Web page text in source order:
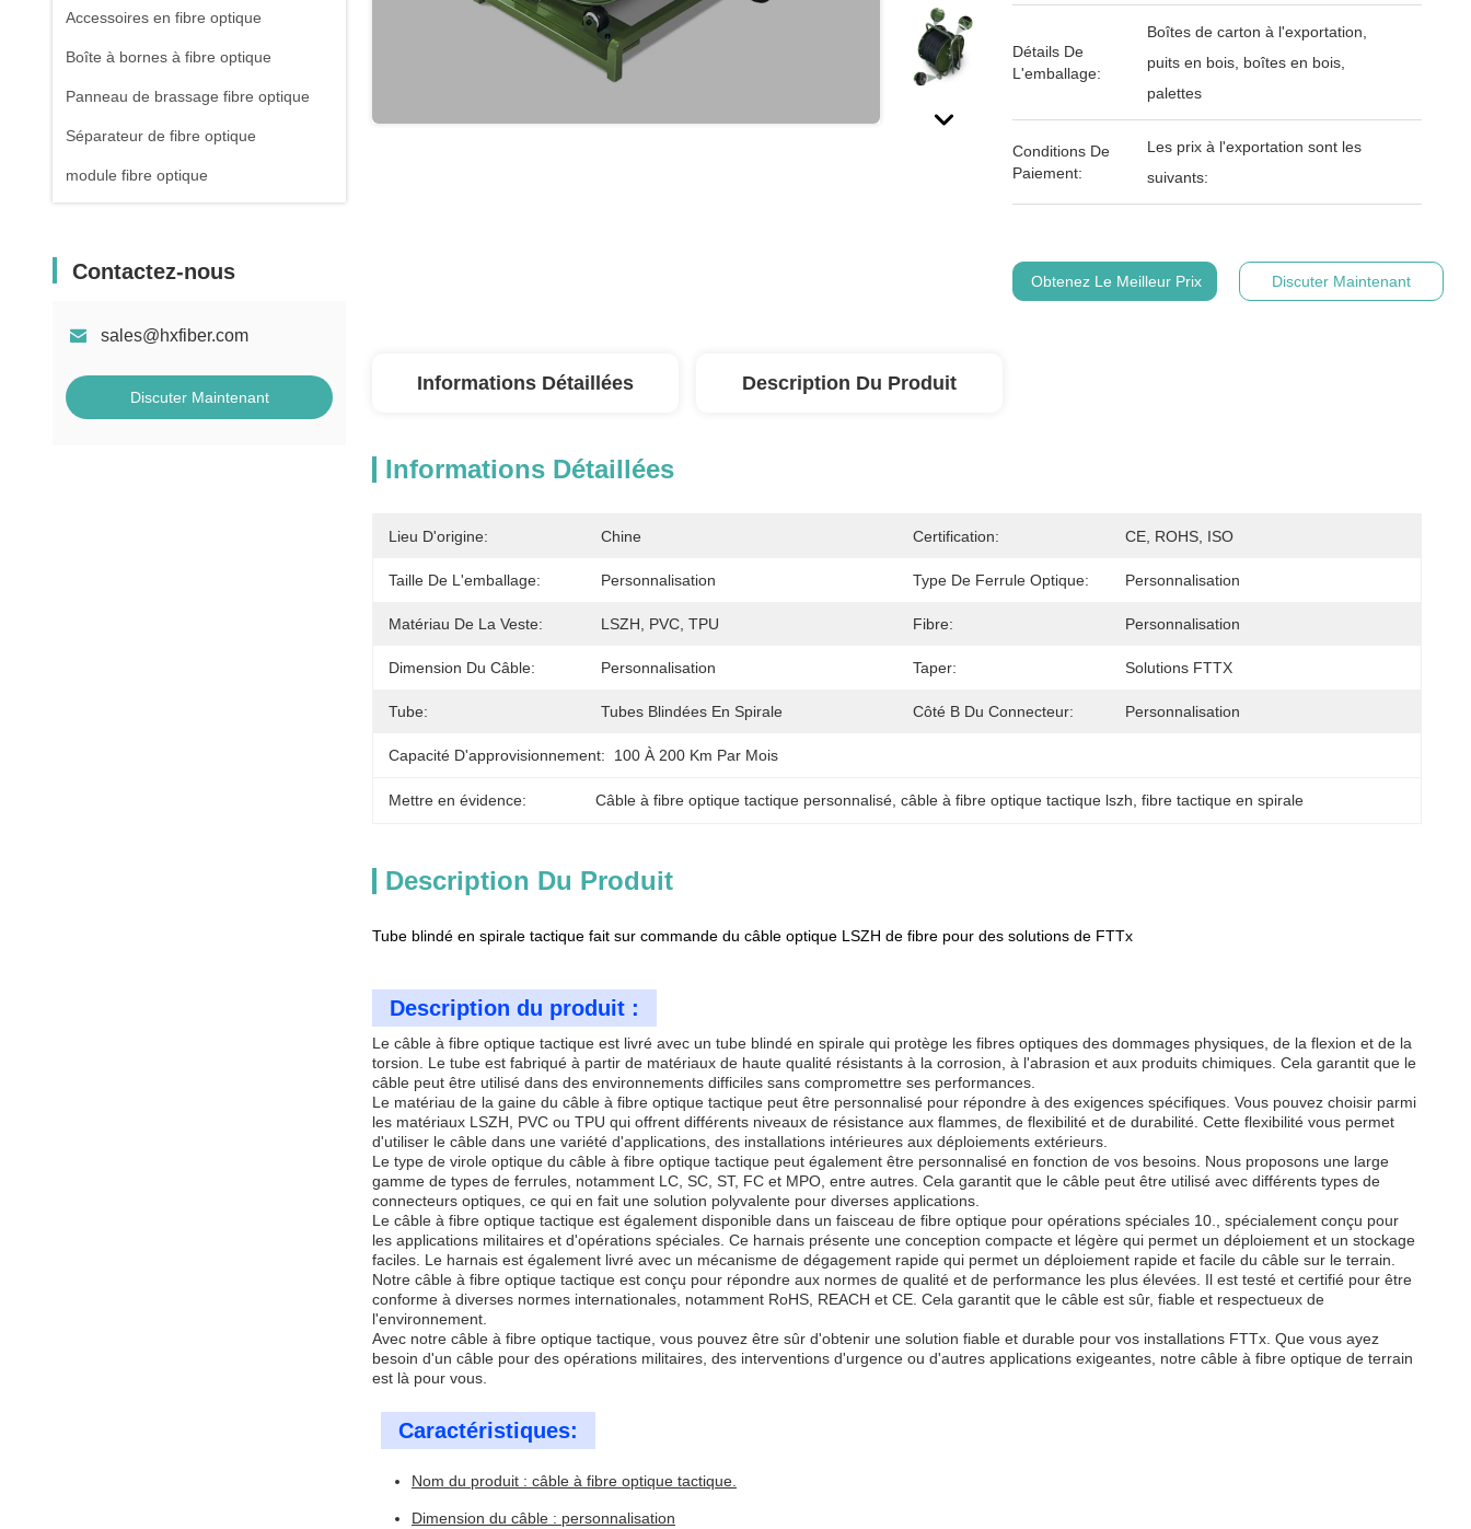
Accessoires en fibre optique
Boîte à bornes à fibre optique
Panneau de brassage fibre optique
Séparateur de fibre optique
module fibre optique
Contactez-nous
sales@hxfiber.com
Discuter Maintenant
Détails De
L'emballage:
Boîtes de carton à l'exportation,
puits en bois, boîtes en bois,
palettes
Conditions De
Paiement:
Les prix à l'exportation sont les
suivants:
Obtenez Le Meilleur Prix Discuter Maintenant
Informations Détaillées Description Du Produit
Informations Détaillées
Lieu D'origine: Chine Certification: CE, ROHS, ISO
Taille De L'emballage: Personnalisation Type De Ferrule Optique: Personnalisation
Matériau De La Veste: LSZH, PVC, TPU Fibre: Personnalisation
Dimension Du Câble: Personnalisation Taper: Solutions FTTX
Tube: Tubes Blindées En Spirale Côté B Du Connecteur: Personnalisation
Capacité D'approvisionnement: 100 À 200 Km Par Mois
Mettre en évidence: Câble à fibre optique tactique personnalisé, câble à fibre optique tactique lszh fibre tactique en spirale
Description Du Produit
Tube blindé en spirale tactique fait sur commande du câble optique LSZH de fibre pour des solutions de FTTx
Description du produit :
Le câble à fibre optique tactique est livré avec un tube blindé en spirale qui protège les fibres optiques des dommages physiques, de la flexion et de la
torsion. Le tube est fabriqué à partir de matériaux de haute qualité résistants à la corrosion, à l'abrasion et aux produits chimiques. Cela garantit que le
câble peut être utilisé dans des environnements difficiles sans compromettre ses performances.
Le matériau de la gaine du câble à fibre optique tactique peut être personnalisé pour répondre à des exigences spécifiques. Vous pouvez choisir parmi
les matériaux LSZH, PVC ou TPU qui offrent différents niveaux de résistance aux flammes, de flexibilité et de durabilité. Cette flexibilité vous permet
d'utiliser le câble dans une variété d'applications, des installations intérieures aux déploiements extérieurs.
Le type de virole optique du câble à fibre optique tactique peut également être personnalisé en fonction de vos besoins. Nous proposons une large
gamme de types de ferrules, notamment LC, SC, ST, FC et MPO, entre autres. Cela garantit que le câble peut être utilisé avec différents types de
connecteurs optiques, ce qui en fait une solution polyvalente pour diverses applications.
Le câble à fibre optique tactique est également disponible dans un faisceau de fibre optique pour opérations spéciales 10., spécialement conçu pour
les applications militaires et d'opérations spéciales. Ce harnais présente une conception compacte et légère qui permet un déploiement et un stockage
faciles. Le harnais est également livré avec un mécanisme de dégagement rapide qui permet un déploiement rapide et facile du câble sur le terrain.
Notre câble à fibre optique tactique est conçu pour répondre aux normes de qualité et de performance les plus élevées. Il est testé et certifié pour être
conforme à diverses normes internationales, notamment RoHS, REACH et CE. Cela garantit que le câble est sûr, fiable et respectueux de
l'environnement.
Avec notre câble à fibre optique tactique, vous pouvez être sûr d'obtenir une solution fiable et durable pour vos installations FTTx. Que vous ayez
besoin d'un câble pour des opérations militaires, des interventions d'urgence ou d'autres applications exigeantes, notre câble à fibre optique de terrain
est là pour vous.
Caractéristiques:
Nom du produit : câble à fibre optique tactique.
Dimension du câble : personnalisation